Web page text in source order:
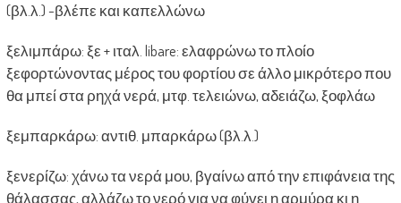
(βλ.λ.) -βλέπε και καπελλώνω
ξελιμπάρω: ξε + ιταλ. libare: ελαφρώνω το πλοίο
ξεφορτώνοντας μέρος του φορτίου σε άλλο μικρότερο που
θα μπεί στα ρηχά νερά, μτφ. τελειώνω, αδειάζω, ξοφλάω
ξεμπαρκάρω: αντιθ. μπαρκάρω (βλ.λ.)
ξενερίζω: χάνω τα νερά μου, βγαίνω από την επιφάνεια της
θάλασσας, αλλάζω το νερό για να φύγει η αρμύρα κι η